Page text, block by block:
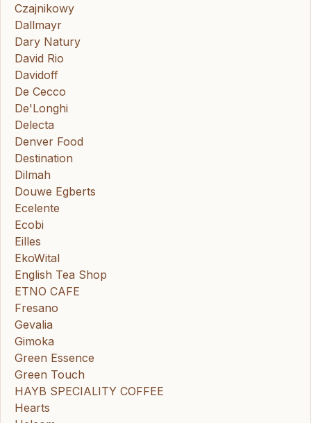
Czajnikowy
Dallmayr
Dary Natury
David Rio
Davidoff
De Cecco
De'Longhi
Delecta
Denver Food
Destination
Dilmah
Douwe Egberts
Ecelente
Ecobi
Eilles
EkoWital
English Tea Shop
ETNO CAFE
Fresano
Gevalia
Gimoka
Green Essence
Green Touch
HAYB SPECIALITY COFFEE
Hearts